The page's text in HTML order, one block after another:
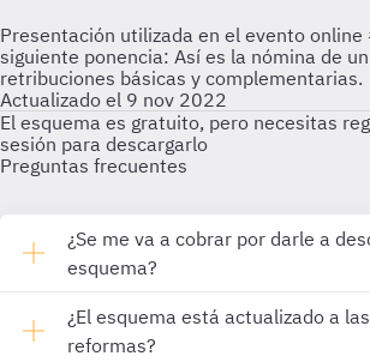
Presentación utilizada en el evento
siguiente ponencia: Así es la nómina de
retribuciones básicas y complementarias.
Actualizado el 9 nov 2022
El esquema es gratuito, pero necesitas
sesión para descargarlo
Preguntas frecuentes
¿Se me va a cobrar por darle a
esquema?
¿El esquema está actualizado a
reformas?